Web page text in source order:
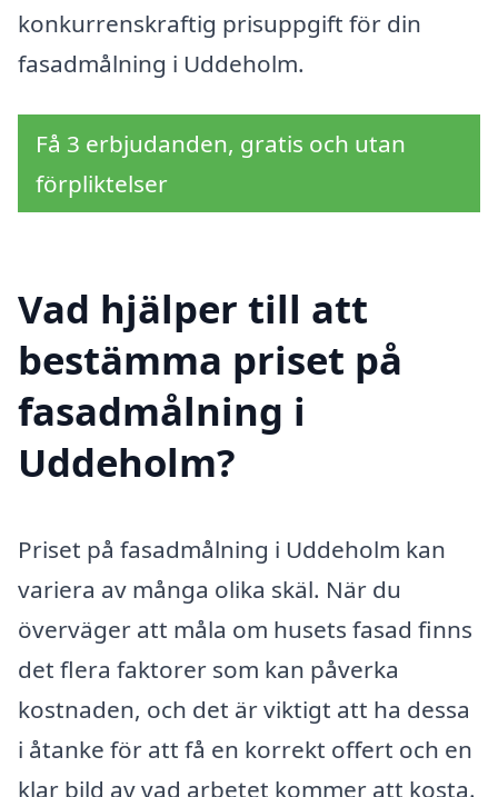
konkurrenskraftig prisuppgift för din
fasadmålning i Uddeholm.
Få 3 erbjudanden, gratis och utan
förpliktelser
Vad hjälper till att
bestämma priset på
fasadmålning i
Uddeholm?
Priset på fasadmålning i Uddeholm kan
variera av många olika skäl. När du
överväger att måla om husets fasad finns
det flera faktorer som kan påverka
kostnaden, och det är viktigt att ha dessa
i åtanke för att få en korrekt offert och en
klar bild av vad arbetet kommer att kosta.